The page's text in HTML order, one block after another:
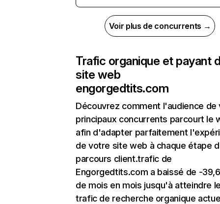
Voir plus de concurrents →
Trafic organique et payant
site web
engorgedtits.com
Découvrez comment l'audience de
principaux concurrents parcourt le
afin d'adapter parfaitement
de votre site web à chaque étape
parcours client.trafic de
Engorgedtits.com a baissé de -
de mois en mois jusqu'à atteindre
trafic de recherche organique